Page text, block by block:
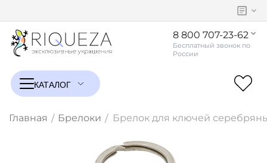
8 800 707-23-62
Главная / Брелоки / Брелок для ключей